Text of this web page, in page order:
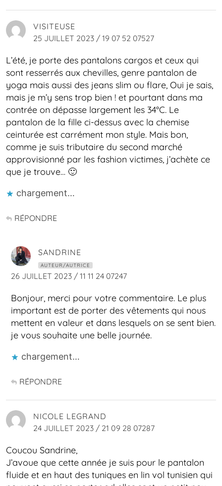
VISITEUSE
25 JUILLET 2023 / 19 07 52 07527
L’été, je porte des pantalons cargos et ceux qui
sont resserrés aux chevilles, genre pantalon de
yoga mais aussi des jeans slim ou flare, Oui je sais,
mais je m’y sens trop bien ! et pourtant dans ma
contrée on dépasse largement les 34°C. Le
pantalon de la fille ci-dessus avec la chemise
ceinturée est carrément mon style. Mais bon,
comme je suis tributaire du second marché
approvisionné par les fashion victimes, j’achète ce
que je trouve… 🙂
chargement…
RÉPONDRE
SANDRINE
AUTEUR/AUTRICE
26 JUILLET 2023 / 11 11 24 07247
Bonjour, merci pour votre commentaire. Le plus
important est de porter des vêtements qui nous
mettent en valeur et dans lesquels on se sent bien.
je vous souhaite une belle journée.
chargement…
RÉPONDRE
NICOLE LEGRAND
24 JUILLET 2023 / 21 09 28 07287
Coucou Sandrine,
J’avoue que cette année je suis pour le pantalon
fluide et en haut des tuniques en lin vol tunisien qui